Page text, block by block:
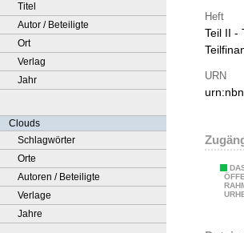
Titel
Autor / Beteiligte
Ort
Verlag
Jahr
Clouds
Schlagwörter
Orte
Autoren / Beteiligte
Verlage
Jahre
Heft
Teil II -
URN